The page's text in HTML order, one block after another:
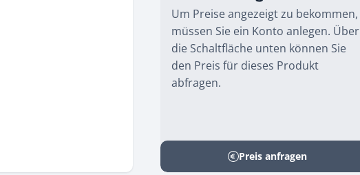
Um Preise angezeigt zu bekommen,
müssen Sie ein Konto anlegen. Über
die Schaltfläche unten können Sie
den Preis für dieses Produkt
abfragen.
Preis anfragen